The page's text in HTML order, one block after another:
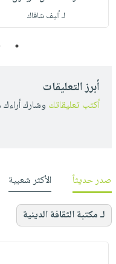
لـ أليف شافاك
1
أبرز التعليقات
أكتب تعليقاتك وشارك أراءك
صدر حديثاً الأكثر شعبية
لـ مكتبة الثقافة الدينية